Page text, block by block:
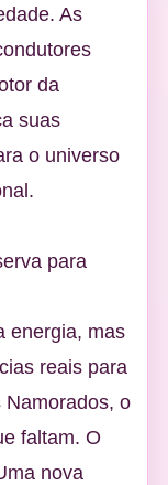
As
da
suas
o universo
para
energia, mas
reais para
Namorados, o
faltam. O
nova